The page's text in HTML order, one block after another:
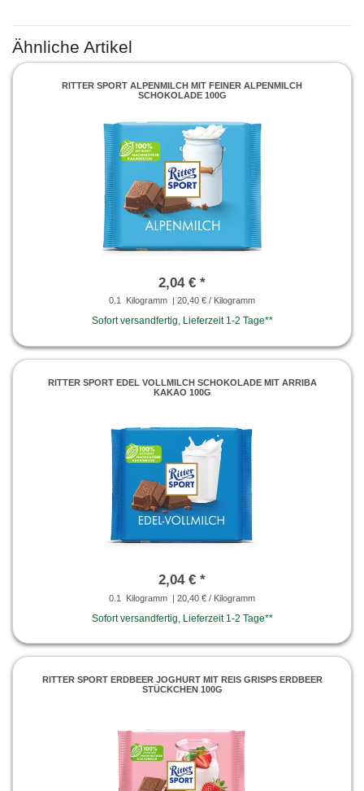
Ähnliche Artikel
RITTER SPORT ALPENMILCH MIT FEINER ALPENMILCH
SCHOKOLADE 100G
2,04 € *
0.1 Kilogramm | 20,40 € / Kilogramm
Sofort versandfertig, Lieferzeit 1-2 Tage**
RITTER SPORT EDEL VOLLMILCH SCHOKOLADE MIT ARRIBA
KAKAO 100G
2,04 € *
0.1 Kilogramm | 20,40 € / Kilogramm
Sofort versandfertig, Lieferzeit 1-2 Tage**
RITTER SPORT ERDBEER JOGHURT MIT REIS GRISPS ERDBEER
STÜCKCHEN 100G